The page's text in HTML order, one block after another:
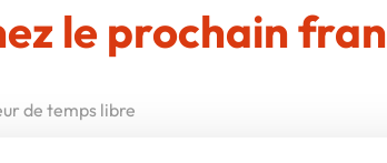
le prochain
de temps libre